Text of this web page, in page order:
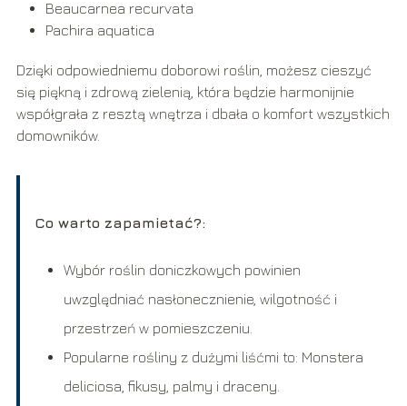
Beaucarnea recurvata
Pachira aquatica
Dzięki odpowiedniemu doborowi roślin, możesz cieszyć
się piękną i zdrową zielenią, która będzie harmonijnie
współgrała z resztą wnętrza i dbała o komfort wszystkich
domowników.
Co warto zapamietać?:
Wybór roślin doniczkowych powinien
uwzględniać nasłonecznienie, wilgotność i
przestrzeń w pomieszczeniu.
Popularne rośliny z dużymi liśćmi to: Monstera
deliciosa, fikusy, palmy i draceny.